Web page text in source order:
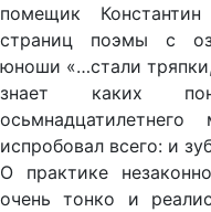
помещик
страниц поэмы с
юноши «…стали
знает каких
испробовал всего: и
О практике
очень тонко и